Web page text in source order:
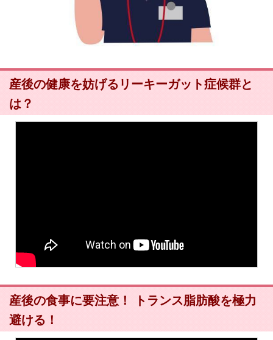
産後の健康を妨げるリーキーガット症候群と
は？
産後の食事に要注意！ トランス脂肪酸を極力
避ける！